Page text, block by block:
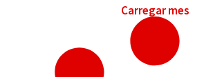
Carregar mes